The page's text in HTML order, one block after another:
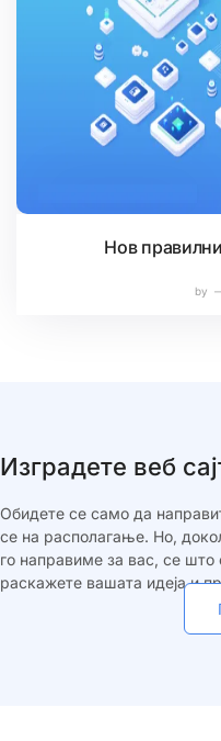
Нов
by
Изградете веб
Обидете се само да
се на располагање. Но,
го направиме за вас, се што
раскажете вашата идеја и